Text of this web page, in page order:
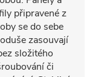
připravené z
se do sebe
zasouvají
složitého
či